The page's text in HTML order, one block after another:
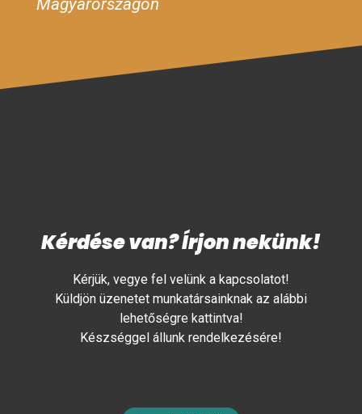
Magyarországon
Kérdése van? Írjon nekünk!
Kérjük, vegye fel velünk a kapcsolatot!
Küldjön üzenetet munkatársainknak az alábbi
lehetőségre kattintva!
Készséggel állunk rendelkezésére!